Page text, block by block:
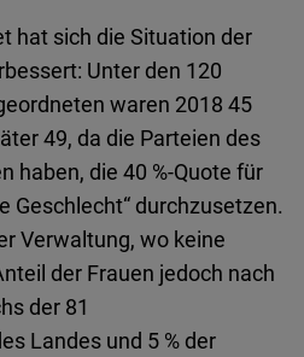
hat sich die Situation der
Unter den 120
waren 2018 45
49, da die Parteien des
haben, die 40 %-Quote für
Geschlecht“ durchzusetzen.
Verwaltung, wo keine
der Frauen jedoch nach
der 81
Landes und 5 % der